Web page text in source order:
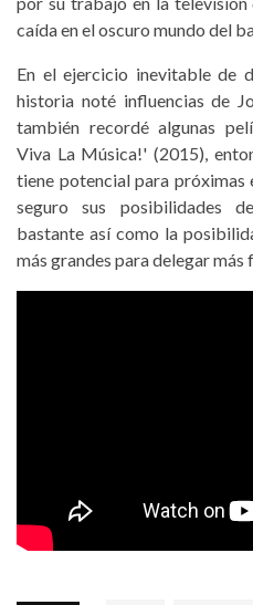
caída en el oscuro mundo del
En el ejercicio inevitable de
historia noté influencias de
también recordé algunas
Viva La Música!' (2015),
tiene potencial para próximas
seguro sus posibilidades
bastante así como la
más grandes para delegar más